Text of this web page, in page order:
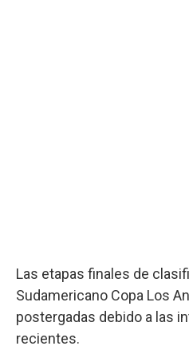
Las etapas finales de
Sudamericano Copa Los
postergadas debido a las
recientes.